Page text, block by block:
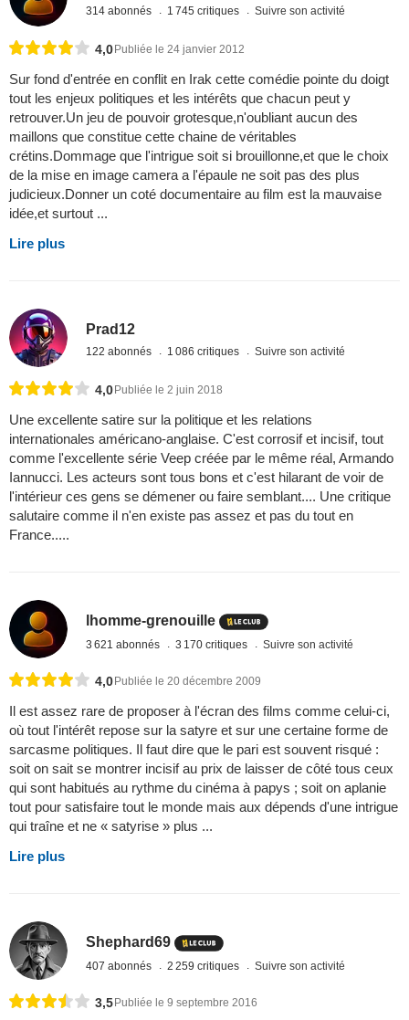
314 abonnés 1 745 critiques Suivre son activité
4,0Publiée le 24 janvier 2012
Sur fond d'entrée en conflit en Irak cette comédie pointe du doigt
tout les enjeux politiques et les intérêts que chacun peut y
retrouver.Un jeu de pouvoir grotesque,n'oubliant aucun des
maillons que constitue cette chaine de véritables
crétins.Dommage que l'intrigue soit si brouillonne,et que le choix
de la mise en image camera a l'épaule ne soit pas des plus
judicieux.Donner un coté documentaire au film est la mauvaise
idée,et surtout ...
Lire plus
Prad12
122 abonnés 1 086 critiques Suivre son activité
4,0 Publiée le 2 juin 2018
Une excellente satire sur la politique et les relations
internationales américano-anglaise. C'est corrosif et incisif, tout
comme l'excellente série Veep créée par le même réal, Armando
Iannucci. Les acteurs sont tous bons et c'est hilarant de voir de
l'intérieur ces gens se démener ou faire semblant.... Une critique
salutaire comme il n'en existe pas assez et pas du tout en
France.....
lhomme-grenouille
3 621 abonnés 3 170 critiques Suivre son activité
4,0 Publiée le 20 décembre 2009
Il est assez rare de proposer à l'écran des films comme celui-ci,
où tout l'intérêt repose sur la satyre et sur une certaine forme de
sarcasme politiques. Il faut dire que le pari est souvent risqué :
soit on sait se montrer incisif au prix de laisser de côté tous ceux
qui sont habitués au rythme du cinéma à papys ; soit on aplanie
tout pour satisfaire tout le monde mais aux dépends d'une intrigue
qui traîne et ne « satyrise » plus ...
Lire plus
Shephard69
407 abonnés 2 259 critiques Suivre son activité
3,5 Publiée le 9 septembre 2016